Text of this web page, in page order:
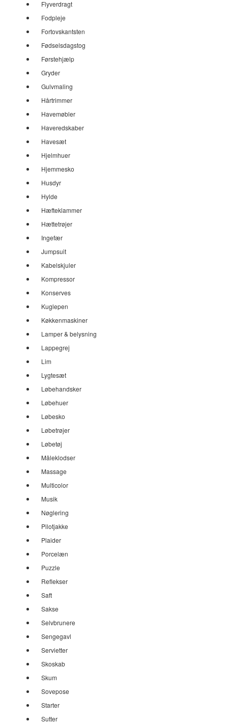
Flyverdragt
Fodpleje
Fortovskantsten
Fødselsdagstog
Førstehjælp
Gryder
Gulvmaling
Hårtrimmer
Havemøbler
Haveredskaber
Havesæt
Hjelmhuer
Hjemmesko
Husdyr
Hylde
Hæfteklammer
Hættetrøjer
Ingefær
Jumpsuit
Kabelskjuler
Kompressor
Konserves
Kuglepen
Køkkenmaskiner
Lamper & belysning
Lappegrej
Lim
Lygtesæt
Løbehandsker
Løbehuer
Løbesko
Løbetrøjer
Løbetøj
Måleklodser
Massage
Multicolor
Musik
Nøglering
Pilotjakke
Plaider
Porcelæn
Puzzle
Reflekser
Saft
Sakse
Selvbrunere
Sengegavl
Servietter
Skoskab
Skum
Sovepose
Starter
Sutter